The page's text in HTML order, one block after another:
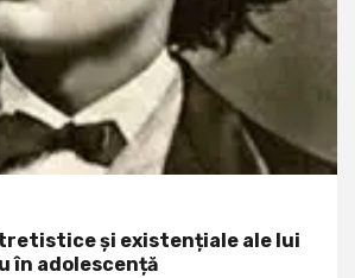
și existențiale ale lui
în adolescență